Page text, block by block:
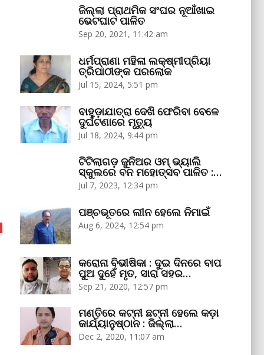
ଜିଲ୍ଲା ପ୍ରାଥମିକ ସଂଘର ନୂଆଁଖାଇ
ଭେଟଘାଟ ପାଳିତ
Sep 20, 2021, 11:42 am
ଧର୍ମପ୍ରାଣା ମହିଳା ଲକ୍ଷ୍ମୀପ୍ରିୟା
ତ୍ରିପାଠୀଙ୍କ ପରଲୋକ
Jul 15, 2024, 5:51 pm
ବାହୁଡ଼ାଯାତ୍ରା ଦେଖି ଫେରିବା ବେଳେ
ଦୁର୍ଘଟଣାରେ ମୃତ୍ୟୁ
Jul 18, 2024, 9:44 pm
ଟିଟିଲାଗଡ଼ ଜୁନିଅର ଓମ୍‌ ଭ୍ୟାଲି
ସ୍କୁଲରେ ବନ ମହୋତ୍ସବ ପାଳିତ :…
Jul 7, 2023, 12:34 pm
ପଞ୍ଚଭୂତରେ ଲୀନ ହେଲେ ନିମାଇଁ
Aug 6, 2024, 12:54 pm
କରୋନା ବିଭୀଷିକା : ଦୁଇ ଦିନରେ ବାପ
ପୁଅ ଦୁହେଁ ମୃତ, ସାରା ସହର…
Sep 21, 2020, 12:57 pm
ମଣ୍ତିରେ କଟ୍‌ନୀ ଛଟ୍‌ନୀ ହେଲେ କଡ଼ା
କାର୍ଯ୍ୟାନୁଷ୍ଠାନ : ଜିଲ୍ଲା…
Dec 2, 2020, 11:07 am